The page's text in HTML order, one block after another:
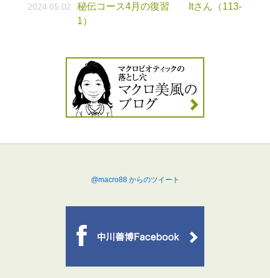
2024.05.02
秘伝コース4月の復習 Itさん（113-
1）
@macro88 からのツイート